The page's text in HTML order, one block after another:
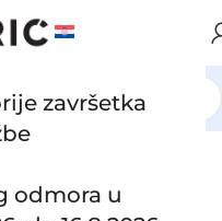
završetka
odmora u